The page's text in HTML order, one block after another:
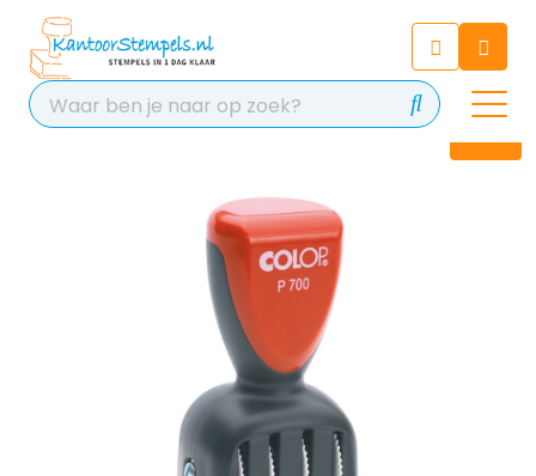
Chat 24/7 met onze chatbot
voor hulp
Contact